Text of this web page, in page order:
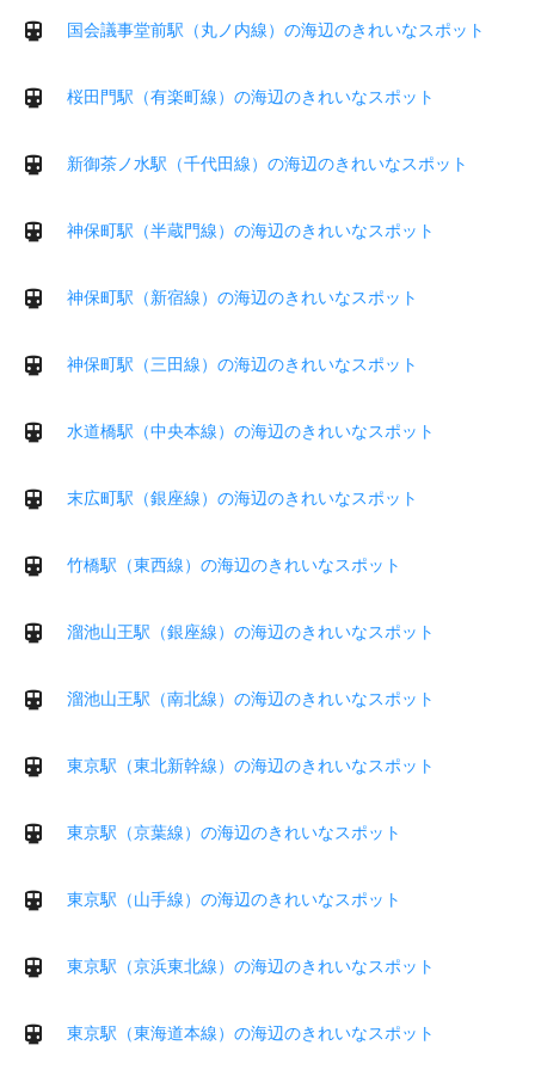
国会議事堂前駅（丸ノ内線）の海辺のきれいなスポット
桜田門駅（有楽町線）の海辺のきれいなスポット
新御茶ノ水駅（千代田線）の海辺のきれいなスポット
神保町駅（半蔵門線）の海辺のきれいなスポット
神保町駅（新宿線）の海辺のきれいなスポット
神保町駅（三田線）の海辺のきれいなスポット
水道橋駅（中央本線）の海辺のきれいなスポット
末広町駅（銀座線）の海辺のきれいなスポット
竹橋駅（東西線）の海辺のきれいなスポット
溜池山王駅（銀座線）の海辺のきれいなスポット
溜池山王駅（南北線）の海辺のきれいなスポット
東京駅（東北新幹線）の海辺のきれいなスポット
東京駅（京葉線）の海辺のきれいなスポット
東京駅（山手線）の海辺のきれいなスポット
東京駅（京浜東北線）の海辺のきれいなスポット
東京駅（東海道本線）の海辺のきれいなスポット